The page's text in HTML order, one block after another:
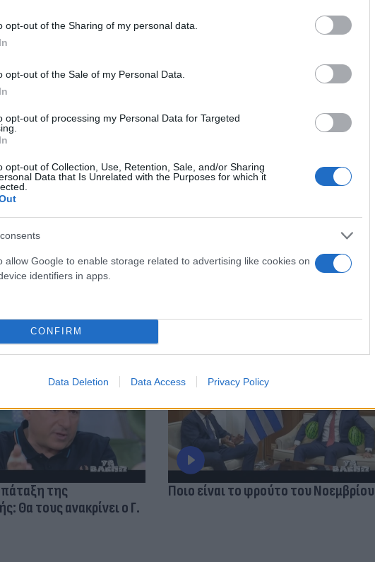
opt-out of the Sharing of my personal data.
opt-out of the Sale of my Personal Data.
opt-out of processing my Personal Data for Targeted
opt-out of Collection, Use, Retention, Sale, and/or Sharing
Data that Is Unrelated with the Purposes for which it
allow Google to enable storage related to advertising like cookies on
identifiers in apps.
CONFIRM
Data Deletion Data Access Privacy Policy
«Ονειρικό
Scenario) με τον
Δίαιτες εξπρές για να προλάβουμε τα
Χριστούγεννα
της
Θα τους ανακρίνει ο Γ.
Ποιο είναι το φρούτο του Νοεμβρίου